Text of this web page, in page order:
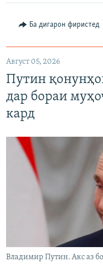
Ба дигарон фиристед
Август 05, 2026
Путин
дар бораи
кард
Владимир Путин. Акс аз